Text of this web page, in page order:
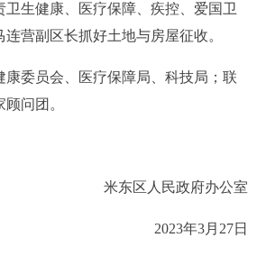
卫生健康 医疗保障、 疾控、 爱国卫
连营副区长抓好土地与房屋征收。
康委员会、医疗保障局 科技局 ； 联
顾问团 。
米东区人民政府办公室
2023年3月 27日